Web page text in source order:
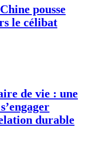
pousse
le célibat
de vie : une
durable